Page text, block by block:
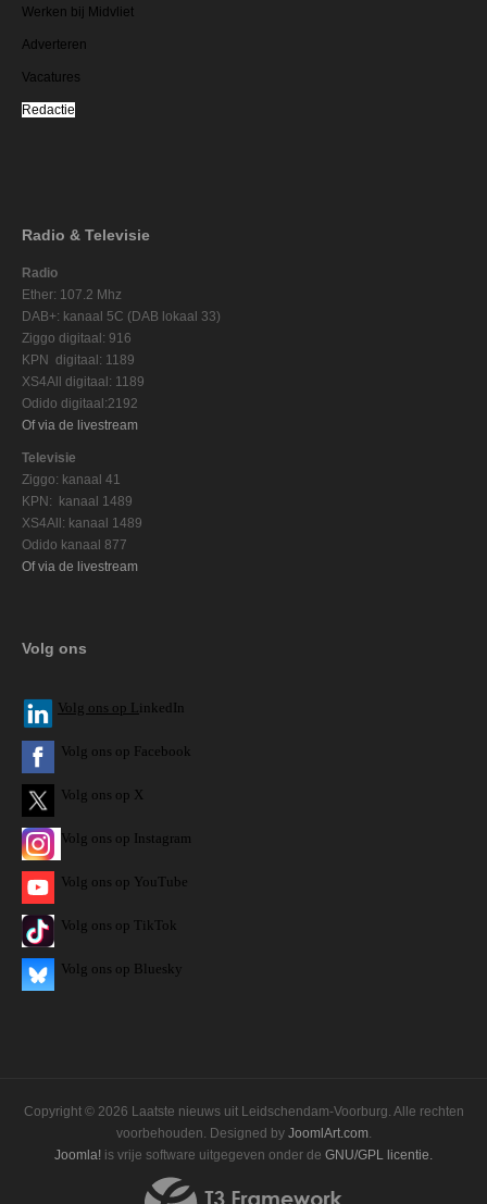
Werken bij Midvliet
Adverteren
Vacatures
Redactie
Radio & Televisie
Radio
Ether: 107.2 Mhz
DAB+: kanaal 5C (DAB lokaal 33)
Ziggo digitaal: 916
KPN digitaal: 1189
XS4All digitaal: 1189
Odido digitaal:2192
Of via de livestream
Televisie
Ziggo: kanaal 41
KPN: kanaal 1489
XS4All: kanaal 1489
Odido kanaal 877
Of via de livestream
Volg ons
Volg ons op L inkedIn
Volg ons op Facebook
Volg ons op X
Volg ons op Instagram
Volg ons op YouTube
Volg ons op TikTok
Volg ons op Bluesky
Copyright © 2026 Laatste nieuws uit Leidschendam-Voorburg. Alle rechten
voorbehouden. Designed by JoomlArt.com.
Joomla! is vrije software uitgegeven onder de GNU/GPL licentie.